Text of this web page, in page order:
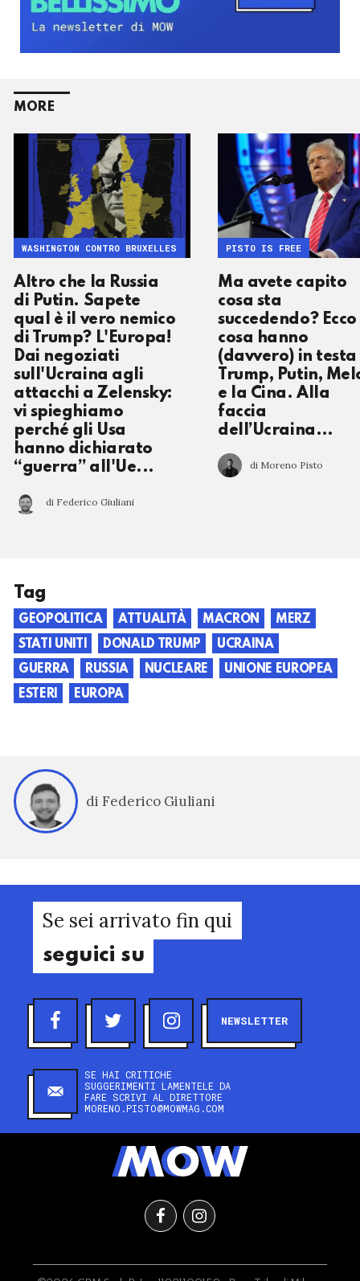
MORE
Altro che la Russia
di Putin. Sapete
qual è il vero nemico
di Trump? L'Europa!
Dai negoziati
sull'Ucraina agli
attacchi a Zelensky:
vi spieghiamo
perché gli Usa
hanno dichiarato
“guerra” all'Ue...
di Federico Giuliani
WASHINGTON CONTRO BRUXELLES
Ma avete capito
cosa sta
succedendo? Ecco
cosa hanno
(davvero) in testa
Trump, Putin,
e la Cina. Alla
faccia
dell’Ucraina…
di Moreno Pisto
PISTO IS FREE
Tag
GEOPOLITICA ATTUALITÀ MACRON
MERZ
STATI UNITI
DONALD TRUMP
UCRAINA
GUERRA
RUSSIA NUCLEARE
UNIONE EUROPEA
ESTERI
EUROPA
di Federico Giuliani
Se sei arrivato fin qui
seguici su
NEWSLETTER
SE HAI CRITICHE
SUGGERIMENTI LAMENTELE DA
FARE SCRIVI AL DIRETTORE
MORENO.PISTO@MOWMAG.COM